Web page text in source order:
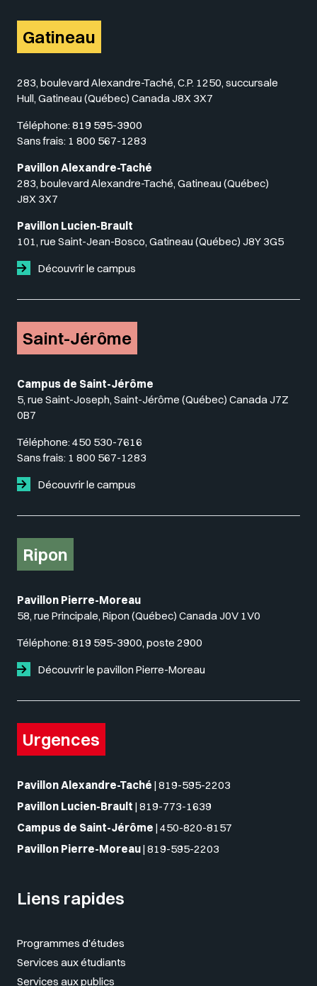
Gatineau
283, boulevard Alexandre-Taché, C.P. 1250, succursale
Hull, Gatineau (Québec) Canada J8X 3X7
Téléphone: 819 595-3900
Sans frais: 1 800 567-1283
Pavillon Alexandre-Taché
283, boulevard Alexandre-Taché, Gatineau (Québec)
J8X 3X7
Pavillon Lucien-Brault
101, rue Saint-Jean-Bosco, Gatineau (Québec) J8Y 3G5
Découvrir le campus
Saint-Jérôme
Campus de Saint-Jérôme
5, rue Saint-Joseph, Saint-Jérôme (Québec) Canada J7Z
0B7
Téléphone: 450 530-7616
Sans frais: 1 800 567-1283
Découvrir le campus
Ripon
Pavillon Pierre-Moreau
58, rue Principale, Ripon (Québec) Canada J0V 1V0
Téléphone: 819 595-3900, poste 2900
Découvrir le pavillon Pierre-Moreau
Urgences
Pavillon Alexandre-Taché | 819-595-2203
Pavillon Lucien-Brault | 819-773-1639
Campus de Saint-Jérôme | 450-820-8157
Pavillon Pierre-Moreau| 819-595-2203
Liens rapides
Programmes d'études
Services aux étudiants
Services aux publics